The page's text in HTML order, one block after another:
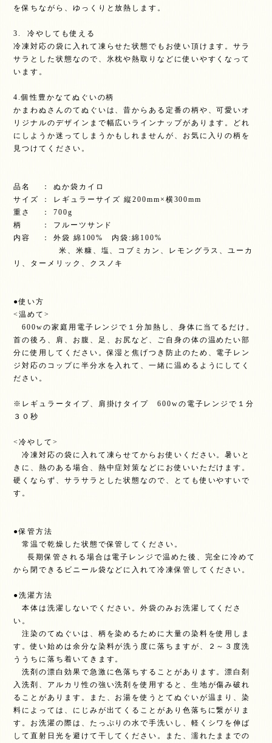
を保ちながら、ゆっくりと放熱します。
3. 冷やしても使える
冷凍対応の袋に入れて凍らせた状態でもお使い頂けます。サラ
サラとした状態なので、氷枕や熱取りなどに使いやすくなって
います。
4.個性豊かなてぬぐいの柄
かまわぬさんのてぬぐいは、昔からある定番の柄や、可愛いオ
リジナルのデザインまで幅広いラインナップがあります。どれ
にしようか迷ってしまうかもしれませんが、お気に入りの柄を
見つけてください。
品名 ： ぬか袋カイロ
サイズ ： レギュラーサイズ 縦200mm×横300mm
重さ ： 700g
柄 ： フルーツサンド
内容 ： 外袋 綿100% 内袋:綿100%
米、米糠、塩、コブミカン、レモングラス、ユーカ
リ、ターメリック、クスノキ
●使い方
<温めて>
600wの家庭用電子レンジで１分加熱し、身体に当てるだけ。
首の後ろ、肩、お腹、足、お尻など、ご自身の体の温めたい部
分に使用してください。保湿と焦げつき防止のため、電子レン
ジ対応のコップに半分水を入れて、一緒に温めるようにしてく
ださい。
※レギュラータイプ、肩掛けタイプ 600wの電子レンジで１分
３０秒
<冷やして>
冷凍対応の袋に入れて凍らせてからお使いください。暑いと
きに、熱のある場合、熱中症対策などにお使いいただけます。
硬くならず、サラサラとした状態なので、とても使いやすいで
す。
●保管方法
常温で乾燥した状態で保管してください。
長期保管される場合は電子レンジで温めた後、完全に冷めて
から閉できるビニール袋などに入れて冷凍保管してください。
●洗濯方法
本体は洗濯しないでください。外袋のみお洗濯してくださ
い。
注染のてぬぐいは、柄を染めるために大量の染料を使用しま
す。使い始めは余分な染料が洗う度に落ちますが、２～３度洗
ううちに落ち着いてきます。
洗剤の漂白効果で急激に色落ちすることがあります。漂白剤
入洗剤、アルカリ性の強い洗剤を使用すると、生地が傷み破れ
ることがあります。また、お湯を使うとてぬぐいが温まり、染
料によっては、にじみが出てくることがあり色落ちに繋がりま
す。お洗濯の際は、たっぷりの水で手洗いし、軽くシワを伸ば
して直射日光を避けて干してください。また、濡れたままでの